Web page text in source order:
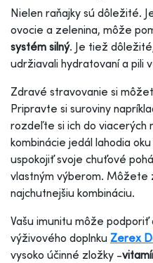
Nielen raňajky sú dôležité.
ovocie a zelenina, môže
systém silný. Je tiež
udržiavali hydratovaní a pili
Zdravé stravovanie si
Pripravte si suroviny
rozdeľte si ich do viacerých
kombinácie jedál lahodia
uspokojiť svoje chuťové
vlastným výberom. Môžete
najchutnejšiu kombináciu.
Vašu imunitu môže
výživového doplnku Zerex
vysoko účinné zložky -